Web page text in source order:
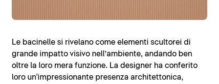
Le bacinelle si rivelano come elementi scultorei di
grande impatto visivo nell’ambiente, andando ben
oltre la loro mera funzione. La designer ha conferito
loro un'impressionante presenza architettonica,